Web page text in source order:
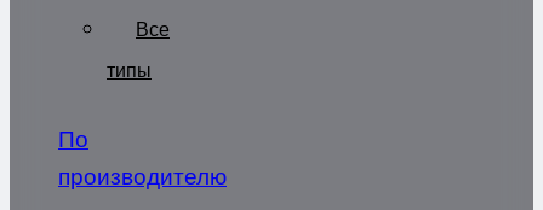
Все
типы
По
производителю